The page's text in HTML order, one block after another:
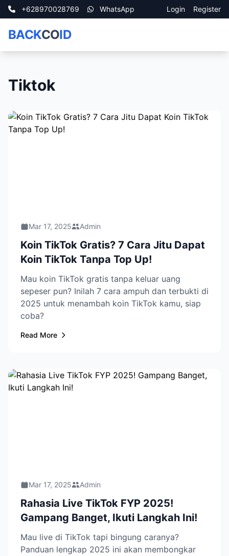
+628970028769 WhatsApp Login Register
BACKCOID
Tiktok
Mar 17, 2025 Admin
Koin TikTok Gratis? 7 Cara Jitu Dapat
Koin TikTok Tanpa Top Up!
Mau koin TikTok gratis tanpa keluar uang
sepeser pun? Inilah 7 cara ampuh dan terbukti di
2025 untuk menambah koin TikTok kamu, siap
coba?
Read More
Mar 17, 2025 Admin
Rahasia Live TikTok FYP 2025!
Gampang Banget, Ikuti Langkah Ini!
Mau live di TikTok tapi bingung caranya?
Panduan lengkap 2025 ini akan membongkar